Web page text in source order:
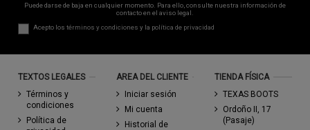
Puede darse de baja en cualquier momento. Para ello, consulte nuestra información de
contacto en el aviso legal.
Acepto lostérminos y condiciones y la política de privacidad
TEXTOS LEGALES
Términos y
condiciones
Política de
AREA DEL CLIENTE
Iniciar sesión
Mi cuenta
Historial de
TIENDA FÍSICA
TEXAS BOOTS
Ordoño II, 17
(Pasaje)